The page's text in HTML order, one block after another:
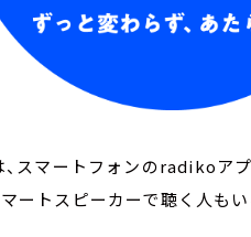
、スマートフォンのradikoア
ートスピーカーで聴く人も